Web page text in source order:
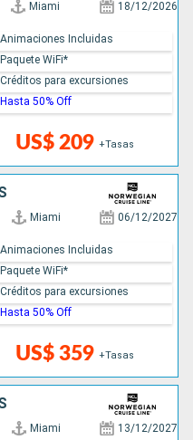
Miami 18/12/2026
US$ 209 +Tasas
Animaciones Incluidas
Paquete WiFi*
Créditos para excursiones
Hasta 50% Off
Miami 06/12/2027
US$ 359 +Tasas
Animaciones Incluidas
Paquete WiFi*
Créditos para excursiones
Hasta 50% Off
Miami 13/12/2027